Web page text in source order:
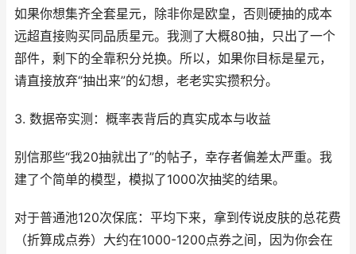
如果你想集齐全套星元，除非你是欧皇，否则硬抽的成本
远超直接购买同品质星元。我测了大概80抽，只出了一个
部件，剩下的全靠积分兑换。所以，如果你目标是星元，
请直接放弃“抽出来”的幻想，老老实实攒积分。
3. 数据帝实测：概率表背后的真实成本与收益
别信那些“我20抽就出了”的帖子，幸存者偏差太严重。我
建了个简单的模型，模拟了1000次抽奖的结果。
对于普通池120次保底：平均下来，拿到传说皮肤的总花费
（折算成点券）大约在1000-1200点券之间，因为你会在